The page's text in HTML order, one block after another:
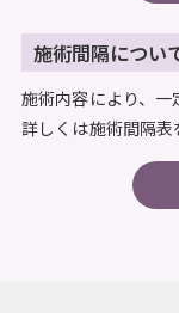
施術間隔につい
施術内容により、一
詳しくは施術間隔表